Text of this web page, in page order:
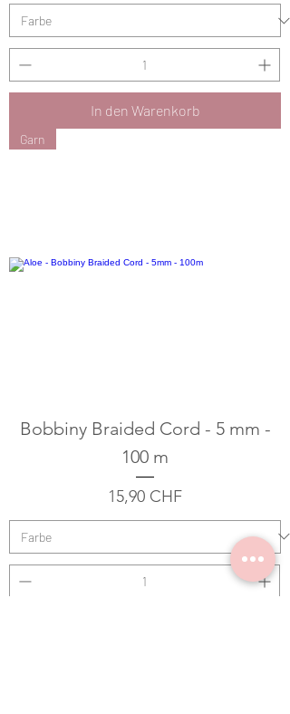
In den Warenkorb
Garn
Bobbiny Braided Cord - 5 mm -
100 m
Preis
15,90 CHF